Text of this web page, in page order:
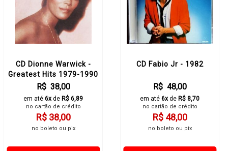
CD Dionne Warwick -
Greatest Hits 1979-1990
R$ 38,00
em até 6xde R$ 6,89
no cartão de crédito
R$ 38,00
no boleto ou pix
CD Fabio Jr - 1982
R$ 48,00
em até 6xde R$ 8,70
no cartão de crédito
R$ 48,00
no boleto ou pix